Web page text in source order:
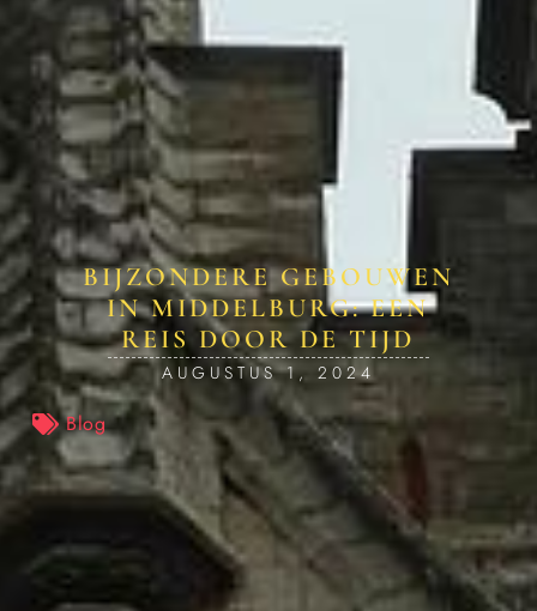
BIJZONDERE GEBOUWEN
IN MIDDELBURG: EEN
REIS DOOR DE TIJD
AUGUSTUS 1, 2024
Blog